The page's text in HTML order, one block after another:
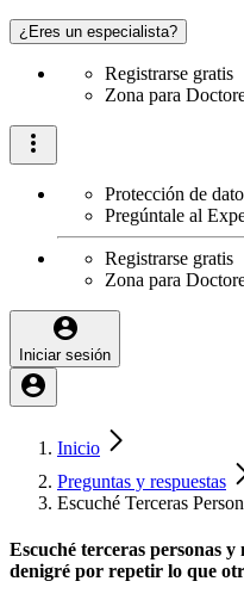
¿Eres un especialista?
Registrarse gratis
Zona para
Protección de
Pregúntale al
Registrarse gratis
Zona para
Iniciar sesión
Inicio
Preguntas y respuestas
Escuché Terceras
Escuché terceras personas
denigré por repetir lo que